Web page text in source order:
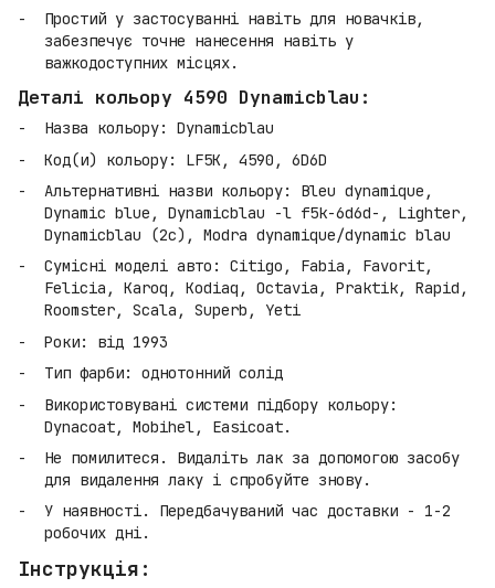
Простий у застосуванні навіть для новачків,
забезпечує точне нанесення навіть у
важкодоступних місцях.
Деталі кольору 4590 Dynamicblau:
Назва кольору: Dynamicblau
Код(и) кольору: LF5K, 4590, 6D6D
Альтернативні назви кольору: Bleu dynamique,
Dynamic blue, Dynamicblau -l f5k-6d6d-, Lighter,
Dynamicblau (2c), Modra dynamique/dynamic blau
Сумісні моделі авто: Citigo, Fabia, Favorit,
Felicia, Karoq, Kodiaq, Octavia, Praktik, Rapid,
Roomster, Scala, Superb, Yeti
Роки: від 1993
Тип фарби: однотонний солід
Використовувані системи підбору кольору:
Dynacoat, Mobihel, Easicoat.
Не помилитеся. Видаліть лак за допомогою засобу
для видалення лаку і спробуйте знову.
У наявності. Передбачуваний час доставки - 1-2
робочих дні.
Інструкція: